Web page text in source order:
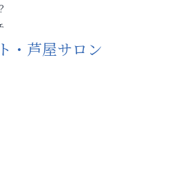
・芦屋サロン